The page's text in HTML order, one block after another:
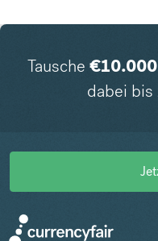
Tausche €10.000
dabei bis